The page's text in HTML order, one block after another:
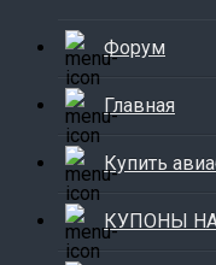
Форум
Главная
Купить
КУПОНЫ